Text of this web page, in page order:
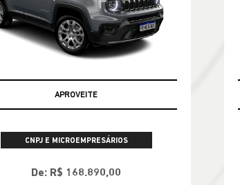
APROVEITE
CNPJ E MICROEMPRESÁRIOS
De: R$ 168.890,00